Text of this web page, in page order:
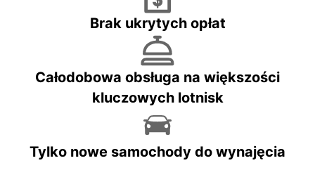
Brak ukrytych opłat
Całodobowa obsługa na większości
kluczowych lotnisk
Tylko nowe samochody do wynajęcia